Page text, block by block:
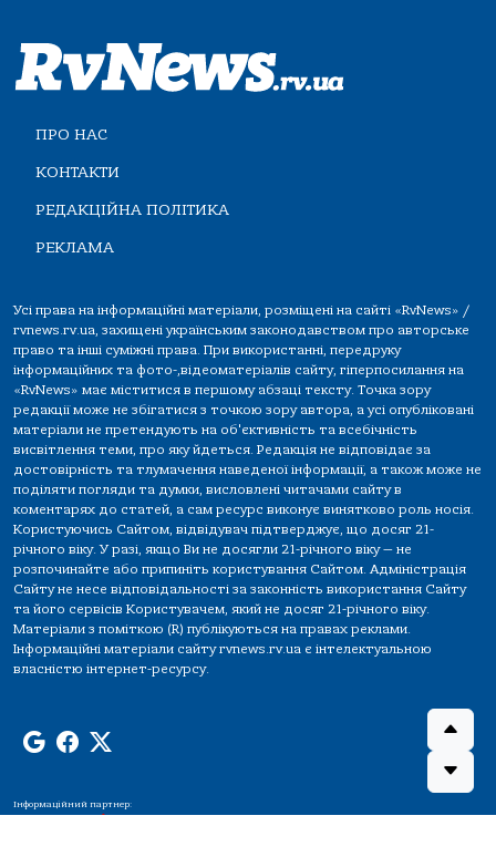
ПРО НАС
КОНТАКТИ
РЕДАКЦІЙНА ПОЛІТИКА
РЕКЛАМА
Усі права на інформаційні матеріали, розміщені на сайті «RvNews» /
rvnews.rv.ua, захищені українським законодавством про авторське
право та інші суміжні права. При використанні, передруку
інформаційних та фото-,відеоматеріалів сайту, гіперпосилання на
«RvNews» має міститися в першому абзаці тексту. Точка зору
редакції може не збігатися з точкою зору автора, а усі опубліковані
матеріали не претендують на об'єктивність та всебічність
висвітлення теми, про яку йдеться. Редакція не відповідає за
достовірність та тлумачення наведеної інформації, а також може не
поділяти погляди та думки, висловлені читачами сайту в
коментарях до статей, а сам ресурс виконує винятково роль носія.
Користуючись Сайтом, відвідувач підтверджує, що досяг 21-
річного віку. У разі, якщо Ви не досягли 21-річного віку — не
розпочинайте або припиніть користування Сайтом. Адміністрація
Сайту не несе відповідальності за законність використання Сайту
та його сервісів Користувачем, який не досяг 21-річного віку.
Матеріали з поміткою (R) публікуються на правах реклами.
Інформаційні матеріали сайту rvnews.rv.ua є інтелектуальною
власністю інтернет-ресурсу.
Інформаційний партнер: